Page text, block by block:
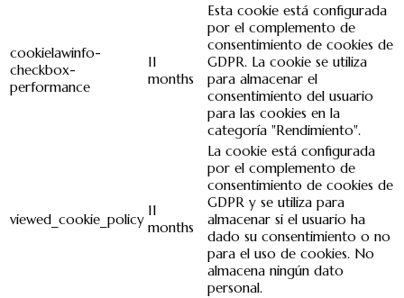
cookielawinfo-
checkbox-
performance
11
months
Esta cookie está configurada
por el complemento de
consentimiento de cookies de
GDPR. La cookie se utiliza
para almacenar el
consentimiento del usuario
para las cookies en la
categoría "Rendimiento".
viewed_cookie_policy
11
months
La cookie está configurada
por el complemento de
consentimiento de cookies de
GDPR y se utiliza para
almacenar si el usuario ha
dado su consentimiento o no
para el uso de cookies. No
almacena ningún dato
personal.